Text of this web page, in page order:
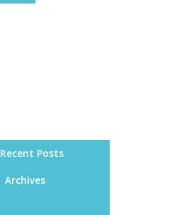
Recent Posts
Archives